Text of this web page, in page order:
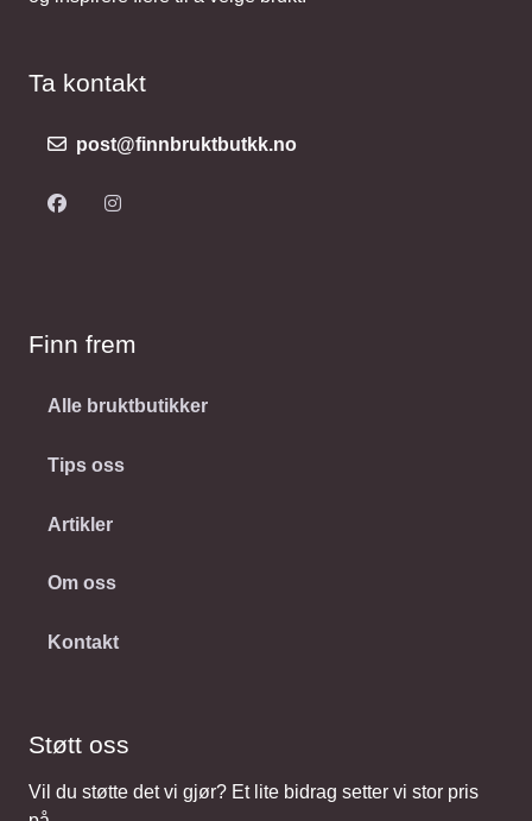
Ta kontakt
post@finnbruktbutkk.no
Finn frem
Alle bruktbutikker
Tips oss
Artikler
Om oss
Kontakt
Støtt oss
Vil du støtte det vi gjør? Et lite bidrag setter vi stor pris